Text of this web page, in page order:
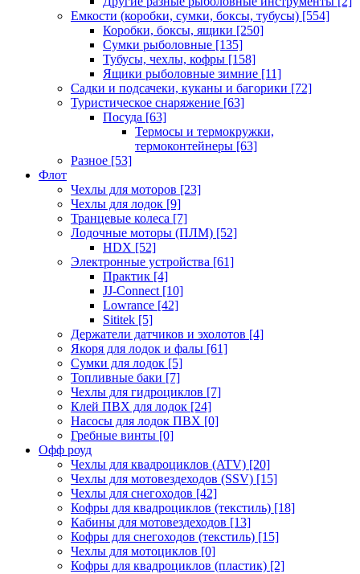
Емкости (коробки, сумки, боксы, тубусы) [554]
Коробки, боксы, ящики [250]
Сумки рыболовные [135]
Тубусы, чехлы, кофры [158]
Ящики рыболовные зимние [11]
Садки и подсачеки, куканы и багорики [72]
Туристическое снаряжение [63]
Посуда [63]
Термосы и термокружки,
термоконтейнеры [63]
Разное [53]
Флот
Чехлы для моторов [23]
Чехлы для лодок [9]
Транцевые колеса [7]
Лодочные моторы (ПЛМ) [52]
HDX [52]
Электронные устройства [61]
Практик [4]
JJ-Connect [10]
Lowrance [42]
Sititek [5]
Держатели датчиков и эхолотов [4]
Якоря для лодок и фалы [61]
Сумки для лодок [5]
Топливные баки [7]
Чехлы для гидроциклов [7]
Клей ПВХ для лодок [24]
Насосы для лодок ПВХ [0]
Гребные винты [0]
Офф роуд
Чехлы для квадроциклов (ATV) [20]
Чехлы для мотовездеходов (SSV) [15]
Чехлы для снегоходов [42]
Кофры для квадроциклов (текстиль) [18]
Кабины для мотовездеходов [13]
Кофры для снегоходов (текстиль) [15]
Чехлы для мотоциклов [0]
Кофры для квадроциклов (пластик) [2]